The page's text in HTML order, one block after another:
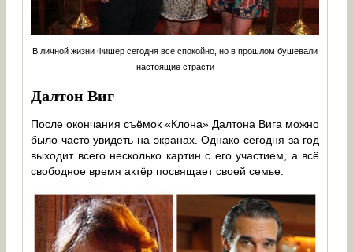
В личной жизни Фишер сегодня все спокойно, но в прошлом бушевали
настоящие страсти
Далтон Виг
После окончания съёмок «Клона» Далтона Вига можно
было часто увидеть на экранах. Однако сегодня за год
выходит всего несколько картин с его участием, а всё
свободное время актёр посвящает своей семье.